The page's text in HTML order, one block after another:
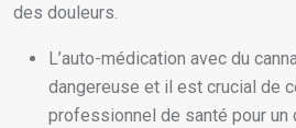
des douleurs.
L’auto-médication avec du
dangereuse et il est crucial de
professionnel de santé pour un